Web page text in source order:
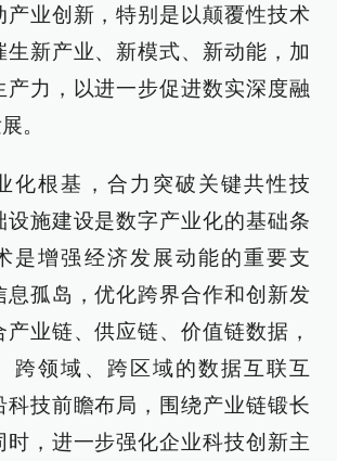
产业创新，特别是以颠覆性技术
生新产业、新模式、新动能，加
产力，以进一步促进数实深度融
。
化根基，合力突破关键共性技
设施建设是数字产业化的基础条
是增强经济发展动能的重要支
息孤岛，优化跨界合作和创新发
产业链、供应链、价值链数据，
跨领域、跨区域的数据互联互
科技前瞻布局，围绕产业链锻长
时，进一步强化企业科技创新主